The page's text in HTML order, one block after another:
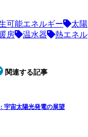
可能エネルギー
太陽
房 温水器
熱エネル
関連する記事
宇宙太陽光発電の展望